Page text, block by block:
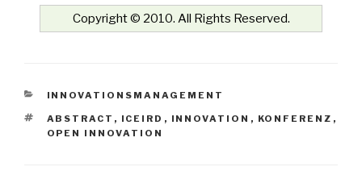
Copyright © 2010. All Rights Reserved.
KATEGORIEN
INNOVATIONSMANAGEMENT
SCHLAGWÖRTER
ABSTRACT , ICEIRD , INNOVATION , KONFERENZ ,
OPEN INNOVATION